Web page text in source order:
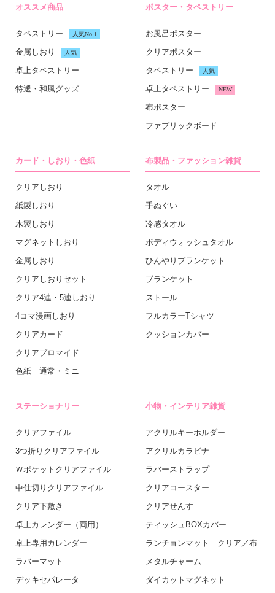
オススメ商品
タペストリー 人気No.1
金属しおり 人気
卓上タペストリー
特選・和風グッズ
カード・しおり・色紙
クリアしおり
紙製しおり
木製しおり
マグネットしおり
金属しおり
クリアしおりセット
クリア4連・5連しおり
4コマ漫画しおり
クリアカード
クリアブロマイド
色紙 通常・ミニ
布製品・ファッション雑貨
タオル
手ぬぐい
冷感タオル
ボディウォッシュタオル
ひんやりブランケット
ブランケット
ストール
フルカラーTシャツ
クッションカバー
ステーショナリー
クリアファイル
3つ折りクリアファイル
Ｗポケットクリアファイル
中仕切りクリアファイル
クリア下敷き
卓上カレンダー（両用）
卓上専用カレンダー
ラバーマット
デッキセパレータ
ポスター・タペストリー
お風呂ポスター
クリアポスター
タペストリー
人気
卓上タペストリー NEW
布ポスター
ファブリックボード
小物・インテリア雑貨
アクリルキーホルダー
アクリルカラビナ
ラバーストラップ
クリアコースター
クリアせんす
ティッシュBOXカバー
ランチョンマット クリア／布
メタルチャーム
ダイカットマグネット